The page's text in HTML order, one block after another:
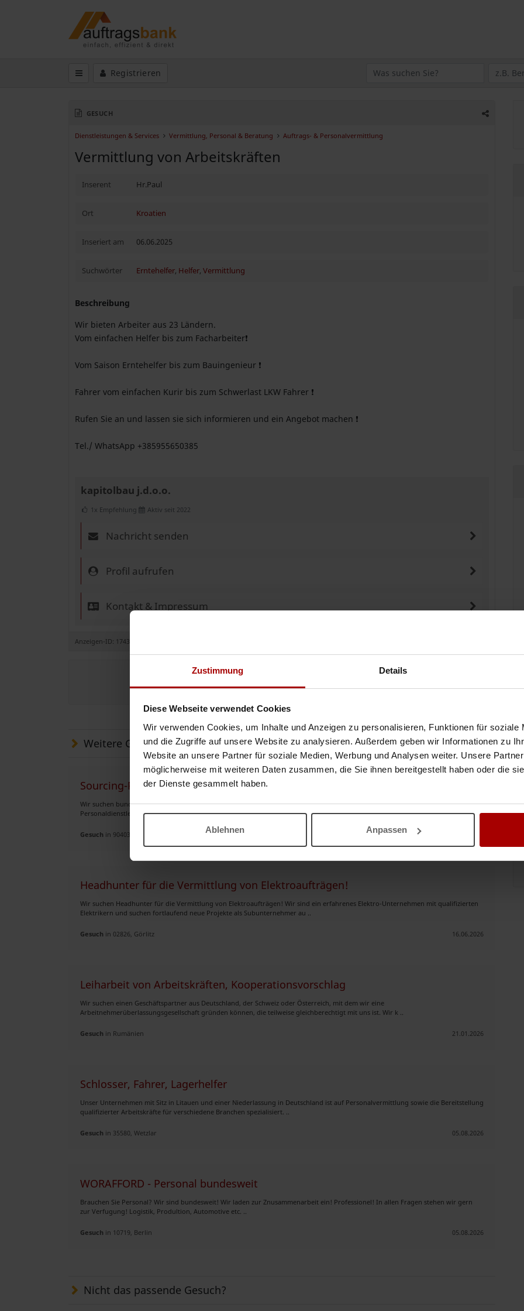
Zustimmung Details
Diese Webseite verwendet Cookies
Wir verwenden Cookies, um Inhalte und Anzeigen zu personalisieren, Funktionen für soziale
und die Zugriffe auf unsere Website zu analysieren. Außerdem geben wir Informationen zu
Website an unsere Partner für soziale Medien, Werbung und Analysen weiter. Unsere
möglicherweise mit weiteren Daten zusammen, die Sie ihnen bereitgestellt haben oder die
der Dienste gesammelt haben.
Ablehnen Anpassen
Registrieren
GESUCH
Dienstleistungen & Services Vermittlung, Personal & Beratung Auftrags- & Personalvermittlung
Vermittlung von Arbeitskräften
Inserent Hr.Paul
Ort Kroatien
Inseriert am 06.06.2025
Suchwörter Erntehelfer, Helfer, Vermittlung
Beschreibung
Wir bieten Arbeiter aus 23 Ländern.
Vom einfachen Helfer bis zum Facharbeiter❗
Vom Saison Erntehelfer bis zum Bauingenieur ❗
Fahrer vom einfachen Kurir bis zum Schwerlast LKW Fahrer ❗
Rufen Sie an und lassen sie sich informieren und ein Angebot machen ❗
Tel./ WhatsApp +385955650385
kapitolbau j.d.o.o.
1x Empfehlung Aktiv seit 2022
Nachricht senden
Profil aufrufen
Kontakt & Impressum
Anzeigen-ID: 174361
Weitere Gesuche
Sourcing-Partner für Arbeitskräfte
Wir suchen bundesweit langfristige strategische Kooperationspartner im deutschsprachigen Raum, insbesondere:
Personaldienstleister Personalvermittler Zeitarbeitsunternehmen Arbeitgeber aus Indus ..
Gesuch in 90403, Nürnberg
Headhunter für die Vermittlung von Elektroaufträgen!
Wir suchen Headhunter für die Vermittlung von Elektroaufträgen! Wir sind ein erfahrenes Elektro-Unternehmen mit qualifizierten
Elektrikern und suchen fortlaufend neue Projekte als Subunternehmer au ..
Gesuch in 02826, Görlitz 16.06.2026
Leiharbeit von Arbeitskräften, Kooperationsvorschlag
Wir suchen einen Geschäftspartner aus Deutschland, der Schweiz oder Österreich, mit dem wir eine
Arbeitnehmerüberlassungsgesellschaft gründen können, die teilweise gleichberechtigt mit uns ist. Wir k ..
Gesuch in Rumänien 21.01.2026
Schlosser, Fahrer, Lagerhelfer
Unser Unternehmen mit Sitz in Litauen und einer Niederlassung in Deutschland ist auf Personalvermittlung sowie die Bereitstellung
qualifizierter Arbeitskräfte für verschiedene Branchen spezialisiert. ..
Gesuch in 35580, Wetzlar 05.08.2026
WORAFFORD - Personal bundesweit
Brauchen Sie Personal? Wir sind bundesweit! Wir laden zur Znusammenarbeit ein! Professionel! In allen Fragen stehen wir gern
zur Verfugung! Logistik, Produltion, Automotive etc. ..
Gesuch in 10719, Berlin 05.08.2026
Nicht das passende Gesuch?